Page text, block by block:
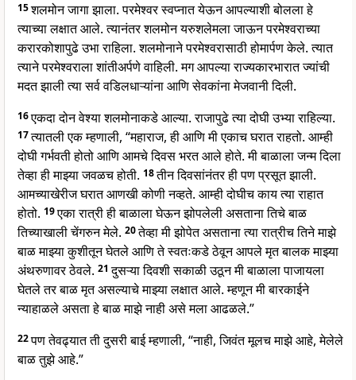
15शलमोन जागा झाला. परमेश्वर स्वप्नात येऊन आपल्याशी बोलला हे
त्याच्या लक्षात आले. त्यानंतर शलमोन यरुशलेमला जाऊन परमेश्वराच्या
करारकोशापुढे उभा राहिला. शलमोनाने परमेश्वरासाठी होमार्पण केले. त्यात
त्याने परमेश्वराला शांतीअर्पणे वाहिली. मग आपल्या राज्यकारभारात ज्यांची
मदत झाली त्या सर्व वडिलधाऱ्यांना आणि सेवकांना मेजवानी दिली.
16एकदा दोन वेश्या शलमोनाकडे आल्या. राजापुढे त्या दोघी उभ्या राहिल्या.
17त्यातली एक म्हणाली, “महाराज, ही आणि मी एकाच घरात राहतो. आम्ही
दोघी गर्भवती होतो आणि आमचे दिवस भरत आले होते. मी बाळाला जन्म दिला
तेव्हा ही माझ्या जवळच होती. 18तीन दिवसांनंतर ही पण प्रसूत झाली.
आमच्याखेरीज घरात आणखी कोणी नव्हते. आम्ही दोघीच काय त्या राहात
होतो. 19एका रात्री ही बाळाला घेऊन झोपलेली असताना तिचे बाळ
तिच्याखाली चेंगरुन मेले. 20तेव्हा मी झोपेत असताना त्या रात्रीच तिने माझे
बाळ माझ्या कुशीतून घेतले आणि ते स्वतःकडे ठेवून आपले मृत बालक माझ्या
अंथरुणावर ठेवले. 21दुसऱ्या दिवशी सकाळी उठून मी बाळाला पाजायला
घेतले तर बाळ मृत असल्याचे माझ्या लक्षात आले. म्हणून मी बारकाईने
न्याहाळले असता हे बाळ माझे नाही असे मला आढळले.”
22पण तेवढ्यात ती दुसरी बाई म्हणाली, “नाही, जिवंत मूलच माझे आहे, मेलेले
बाळ तुझे आहे.”